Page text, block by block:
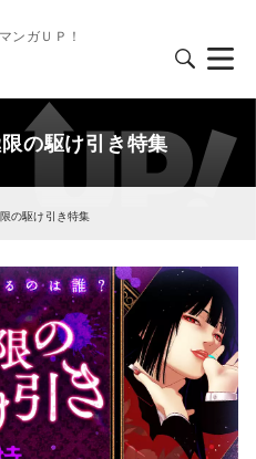
ンガＵＰ！
の駆け引き特集
の駆け引き特集